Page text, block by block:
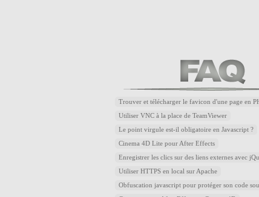
Trouver et télécharger le favicon d'une page en
Utiliser VNC à la place de TeamViewer
Le point virgule est-il obligatoire en Javascript ?
Cinema 4D Lite pour After Effects
Enregistrer les clics sur des liens externes avec
Utiliser HTTPS en local sur Apache
Obfuscation javascript pour protéger son code